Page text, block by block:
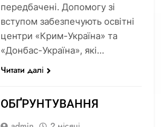
передбачені. Допомогу зі
вступом забезпечують освітні
центри «Крим-Україна» та
«Донбас-Україна», які…
Читати далі
ОБҐРУНТУВАННЯ